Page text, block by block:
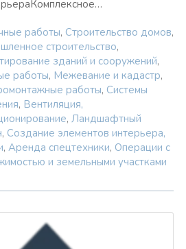
работы, Строительство домов,
строительство,
зданий и сооружений,
работы, Межевание и кадастр,
работы, Системы
, Вентиляция,
, Ландшафтный
, Создание элементов интерьера,
, Аренда спецтехники, Операции с
и земельными участками